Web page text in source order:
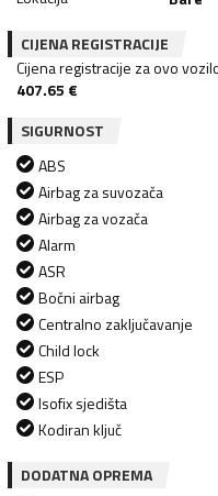
CIJENA REGISTRACIJE
Cijena registracije za ovo
407.65 €
SIGURNOST
ABS
Airbag za suvozača
Airbag za vozača
Alarm
ASR
Bočni airbag
Centralno zaključavanje
Child lock
ESP
Isofix sjedišta
Kodiran ključ
DODATNA OPREMA